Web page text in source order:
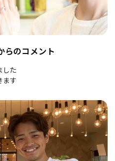
らのコメント
した
ます